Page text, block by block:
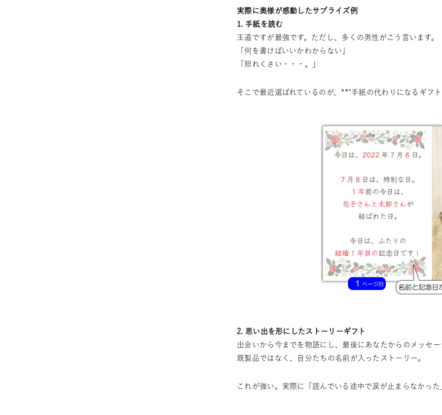
実際に奥様が感動したサプライズ例
1. 手紙を読む
王道ですが最強です。ただし、多くの男性がこう言います。
「何を書けばいいかわからない」
「照れくさい・・・。」
そこで最近選ばれているのが、**“手紙の代わりになるギフト
2. 思い出を形にしたストーリーギフト
出会いから今までを物語にし、最後にあなたからのメッセー
既製品ではなく、自分たちの名前が入ったストーリー。
これが強い。実際に「読んでいる途中で涙が止まらなかっ